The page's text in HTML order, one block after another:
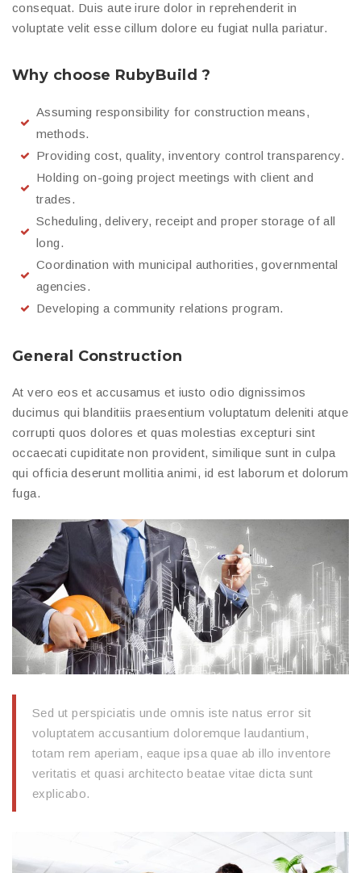
consequat. Duis aute irure dolor in reprehenderit in
voluptate velit esse cillum dolore eu fugiat nulla pariatur.
Why choose RubyBuild ?
Assuming responsibility for construction means,
methods.
Providing cost, quality, inventory control transparency.
Holding on-going project meetings with client and
trades.
Scheduling, delivery, receipt and proper storage of all
long.
Coordination with municipal authorities, governmental
agencies.
Developing a community relations program.
General Construction
At vero eos et accusamus et iusto odio dignissimos
ducimus qui blanditiis praesentium voluptatum deleniti atque
corrupti quos dolores et quas molestias excepturi sint
occaecati cupiditate non provident, similique sunt in culpa
qui officia deserunt mollitia animi, id est laborum et dolorum
fuga.
Sed ut perspiciatis unde omnis iste natus error sit
voluptatem accusantium doloremque laudantium,
totam rem aperiam, eaque ipsa quae ab illo inventore
veritatis et quasi architecto beatae vitae dicta sunt
explicabo.